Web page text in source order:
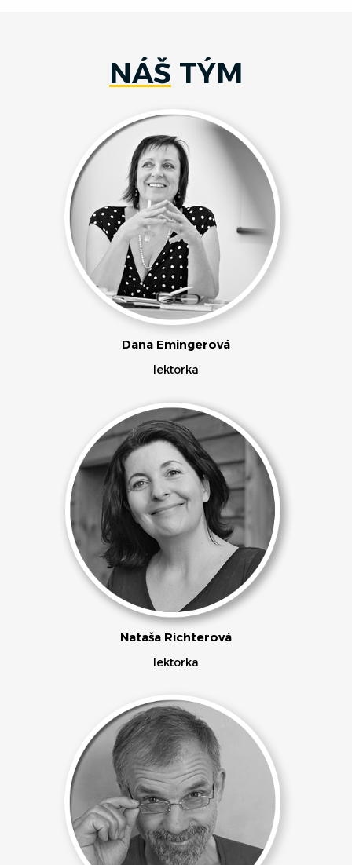
NÁŠ TÝM
Dana Emingerová
lektorka
Nataša Richterová
lektorka